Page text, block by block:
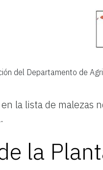
del Departamento de
la lista de malezas
la